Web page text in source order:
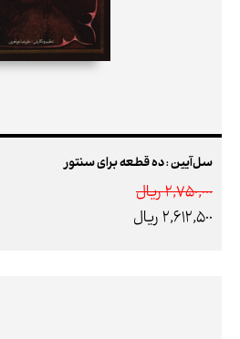
سل‌آیین : ده قطعه برای سنتور
2,750,000 ريال
2,612,500 ريال